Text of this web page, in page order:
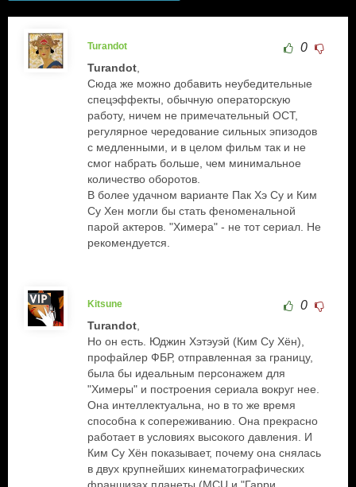
Turandot 0
Turandot,
Сюда же можно добавить неубедительные
спецэффекты, обычную операторскую
работу, ничем не примечательный ОСТ,
регулярное чередование сильных эпизодов
с медленными, и в целом фильм так и не
смог набрать больше, чем минимальное
количество оборотов.
В более удачном варианте Пак Хэ Су и Ким
Су Хен могли бы стать феноменальной
парой актеров. "Химера" - не тот сериал. Не
рекомендуется.
Kitsune 0
Turandot,
Но он есть. Юджин Хэтэуэй (Ким Су Хён),
профайлер ФБР, отправленная за границу,
была бы идеальным персонажем для
"Химеры" и построения сериала вокруг нее.
Она интеллектуальна, но в то же время
способна к сопереживанию. Она прекрасно
работает в условиях высокого давления. И
Ким Су Хён показывает, почему она снялась
в двух крупнейших кинематографических